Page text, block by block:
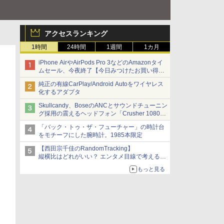
アクセスランキング
1時間 24時間 1週間 1カ月
iPhone AirやAirPods Pro 3などのAmazonタイ
ムセール、今夜終了【今日みつけたお買い得
品】
純正の有線CarPlay/Android Autoをワイヤレス
化するアダプタ
Skullcandy、BoseのANCとサウンドチューニン
グ採用の震えるヘッドフォン「Crusher 1080
ANC」
「バック・トゥ・ザ・フューチャー」の時計台
をモチーフにした腕時計。1985本限定
【西田宗千佳のRandomTracking】
縦横比はどれがいい？ エンタメ目線で考える、
もっと見る